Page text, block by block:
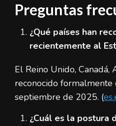
Preguntas
¿Qué países han
recientemente al
El Reino Unido, Canadá,
reconocido
septiembre de 2025. (
¿Cuál es la postura